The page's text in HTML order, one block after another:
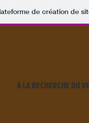
de création de
A LA RECHERCHE DU